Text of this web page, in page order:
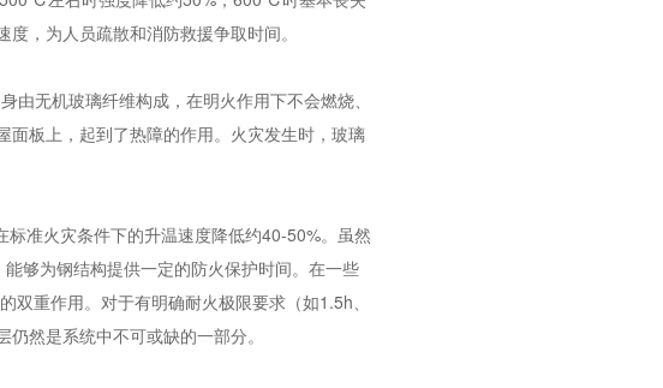
，为人员疏散和消防救援争取时间。
无机玻璃纤维构成，在明火作用下不会燃烧、
板上，起到了热障的作用。火灾发生时，玻璃
标准火灾条件下的升温速度降低约40-50%。虽然
够为钢结构提供一定的防火保护时间。在一些
重作用。对于有明确耐火极限要求（如1.5h、
然是系统中不可或缺的一部分。